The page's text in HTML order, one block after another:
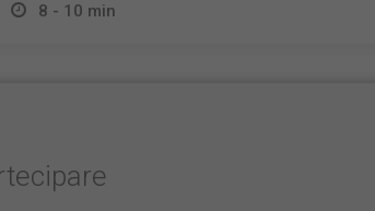
8 - 10 min